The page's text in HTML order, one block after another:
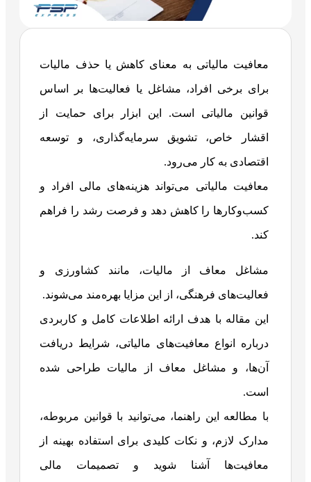
معافیت مالیاتی به معنای کاهش یا حذف مالیات
برای برخی افراد، مشاغل یا فعالیت‌ها بر اساس
قوانین مالیاتی است. این ابزار برای حمایت از
اقشار خاص، تشویق سرمایه‌گذاری، و توسعه
اقتصادی به کار می‌رود.
معافیت مالیاتی می‌تواند هزینه‌های مالی افراد و
کسب‌وکارها را کاهش دهد و فرصت رشد را فراهم
کند.
مشاغل معاف از مالیات، مانند کشاورزی و
فعالیت‌های فرهنگی، از این مزایا بهره‌مند می‌شوند.
این مقاله با هدف ارائه اطلاعات کامل و کاربردی
درباره انواع معافیت‌های مالیاتی، شرایط دریافت
آن‌ها، و مشاغل معاف از مالیات طراحی شده
است.
با مطالعه این راهنما، می‌توانید با قوانین مربوطه،
مدارک لازم، و نکات کلیدی برای استفاده بهینه از
معافیت‌ها آشنا شوید و تصمیمات مالی